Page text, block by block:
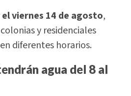
viernes 14 de agosto,
y residenciales
diferentes horarios.
agua del 8 al